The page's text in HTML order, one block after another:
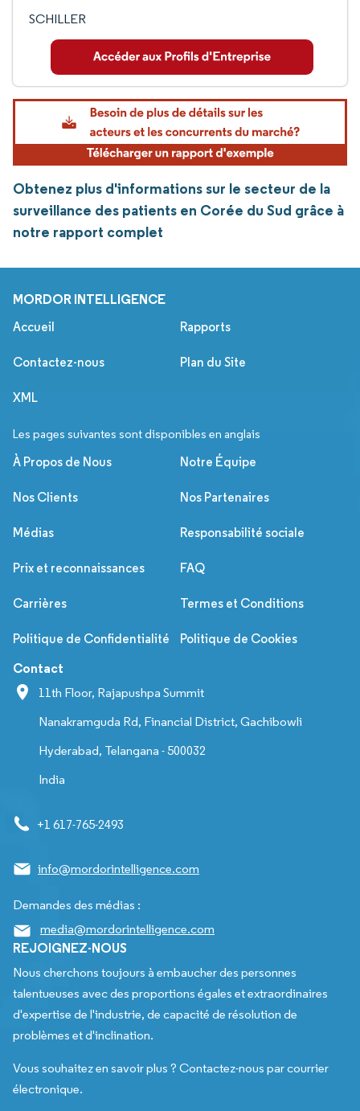
SCHILLER
Obtenez plus d'informations sur le secteur de la
surveillance des patients en Corée du Sud grâce à
notre rapport complet
MORDOR INTELLIGENCE
Accueil Rapports
Contactez-nous Plan du Site
XML
Les pages suivantes sont disponibles en anglais
À Propos de Nous Notre Équipe
Nos Clients Nos Partenaires
Médias Responsabilité sociale
Prix et reconnaissances FAQ
Carrières Termes et Conditions
Politique de Confidentialité Politique de Cookies
Contact
11th Floor, Rajapushpa Summit
Nanakramguda Rd, Financial District, Gachibowli
Hyderabad, Telangana - 500032
India
+1 617-765-2493
info@mordorintelligence.com
Demandes des médias :
media@mordorintelligence.com
REJOIGNEZ-NOUS
Nous cherchons toujours à embaucher des personnes
talentueuses avec des proportions égales et extraordinaires
d'expertise de l'industrie, de capacité de résolution de
problèmes et d'inclination.
Vous souhaitez en savoir plus ? Contactez-nous par courrier
électronique.